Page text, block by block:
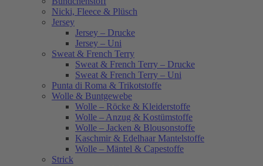
Nicki, Fleece & Plüsch
Jersey
Jersey – Drucke
Jersey – Uni
Sweat & French Terry
Sweat & French Terry – Drucke
Sweat & French Terry – Uni
Punta di Roma & Trikotstoffe
Wolle & Buntgewebe
Wolle – Röcke & Kleiderstoffe
Wolle – Anzug & Kostümstoffe
Wolle – Jacken & Blousonstoffe
Kaschmir & Edelhaar Mantelstoffe
Wolle – Mäntel & Capestoffe
Strick